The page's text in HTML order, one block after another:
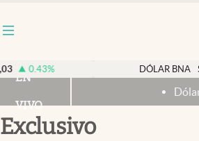
Otras secciones
Infotechnology
% DÓLAR BNA $ 1520
EN
VIVO
Dólar hoy y
exclusivo